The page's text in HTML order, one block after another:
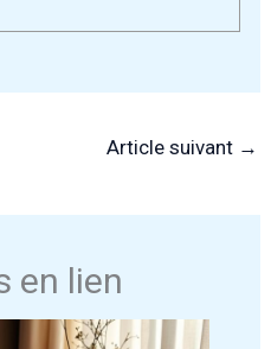
Article suivant →
en lien